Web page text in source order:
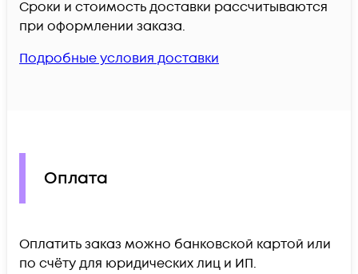
Сроки и стоимость доставки рассчитываются
при оформлении заказа.
Подробные условия доставки
Оплата
Оплатить заказ можно банковской картой или
по счёту для юридических лиц и ИП.